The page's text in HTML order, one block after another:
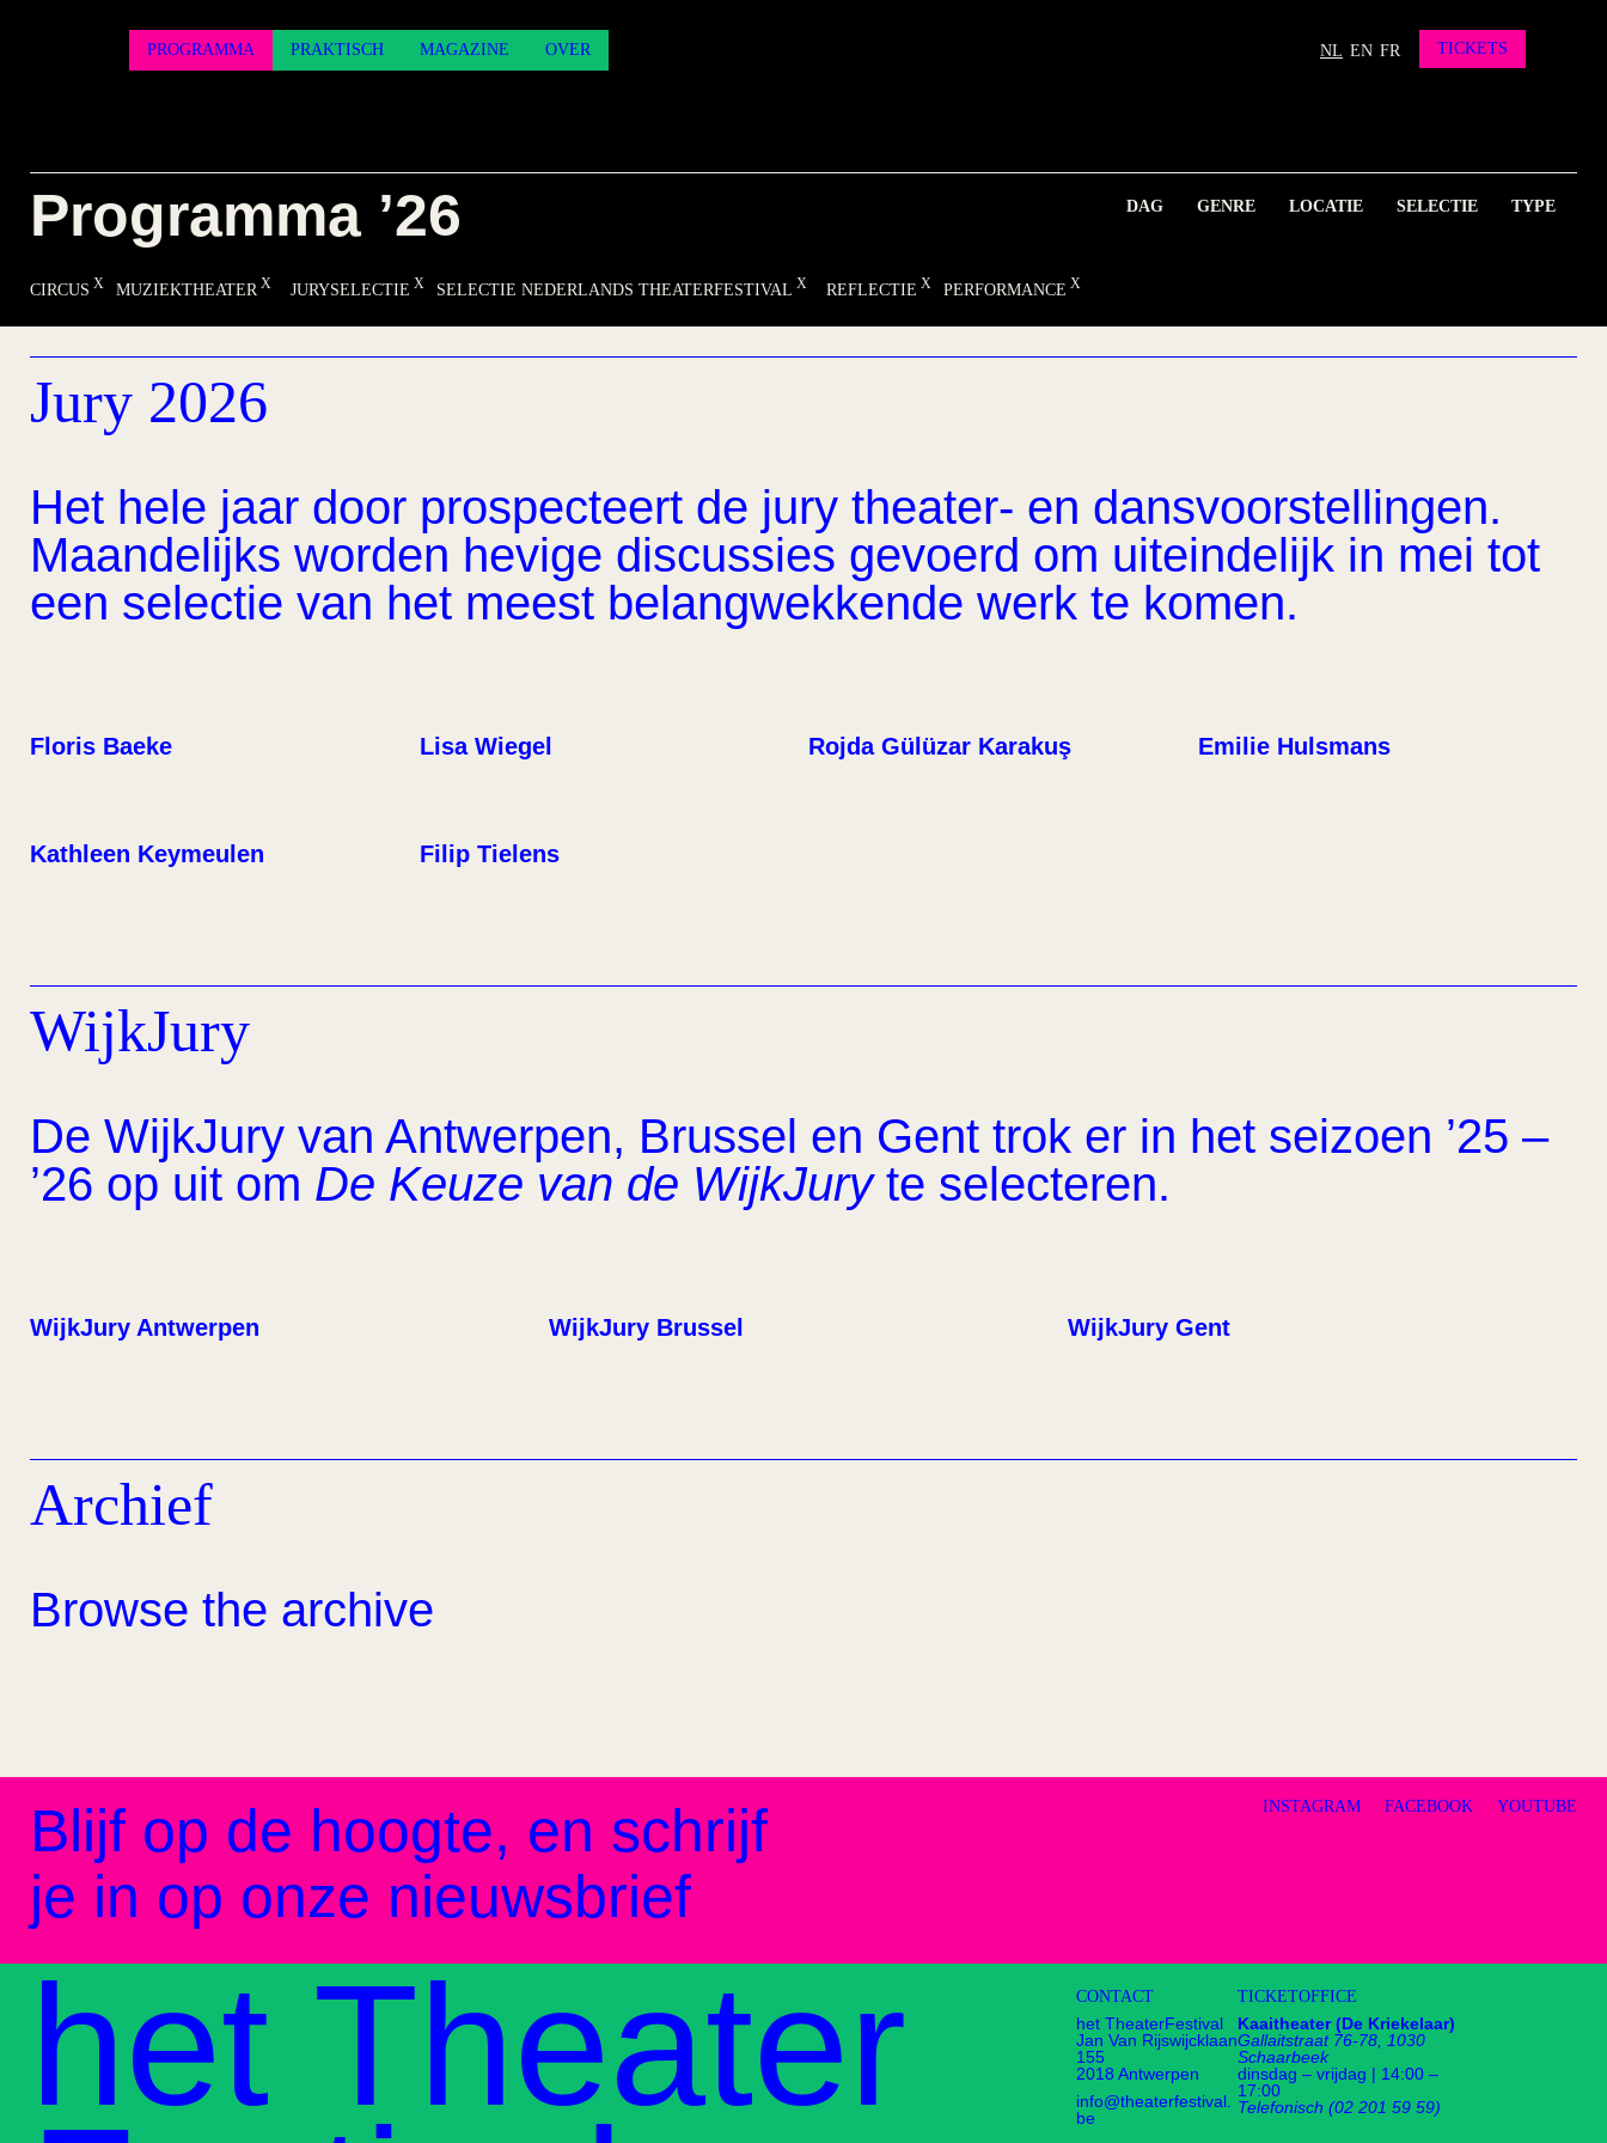
NL EN FR
PROGRAMMA PRAKTISCH MAGAZINE OVER TICKETS
Programma ’26 DAG GENRE LOCATIE SELECTIE TYPE
CIRCUS MUZIEKTHEATER JURYSELECTIE SELECTIE NEDERLANDS THEATERFESTIVAL REFLECTIE PERFORMANCE
Jury 2026
Het hele jaar door prospecteert de jury theater- en dansvoorstellingen.
Maandelijks worden hevige discussies gevoerd om uiteindelijk in mei tot
een selectie van het meest belangwekkende werk te komen.
Floris Baeke Lisa Wiegel Rojda Gülüzar Karakuş Emilie Hulsmans
Kathleen Keymeulen Filip Tielens
WijkJury
De WijkJury van Antwerpen, Brussel en Gent trok er in het seizoen ’25 –
’26 op uit om De Keuze van de WijkJuryte selecteren.
WijkJury Antwerpen WijkJury Brussel WijkJury Gent
Archief
Browse the archive
Blijf op de hoogte, en schrijf
je in op onze nieuwsbrief
INSTAGRAM FACEBOOK YOUTUBE
het Theater CONTACT
het TheaterFestival
Jan Van Rijswijcklaan
155
2018 Antwerpen
info@theaterfestival.
be
TICKETOFFICE
Kaaitheater (De Kriekelaar)
Gallaitstraat 76-78, 1030
Schaarbeek
dinsdag – vrijdag | 14:00 –
17:00
Telefonisch (02 201 59 59)